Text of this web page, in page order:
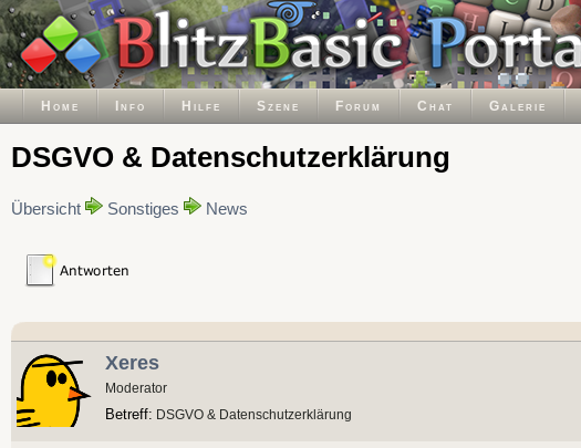
Home Info Hilfe Szene Forum Chat Galerie
DSGVO & Datenschutzerklärung
Übersicht Sonstiges News
Xeres
Moderator
Betreff: DSGVO & Datenschutzerklärung